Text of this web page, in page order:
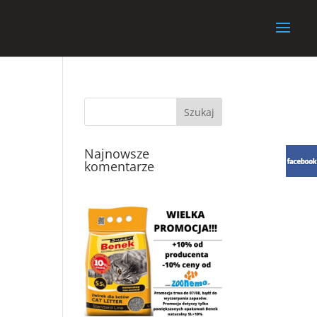
Najnowsze
komentarze